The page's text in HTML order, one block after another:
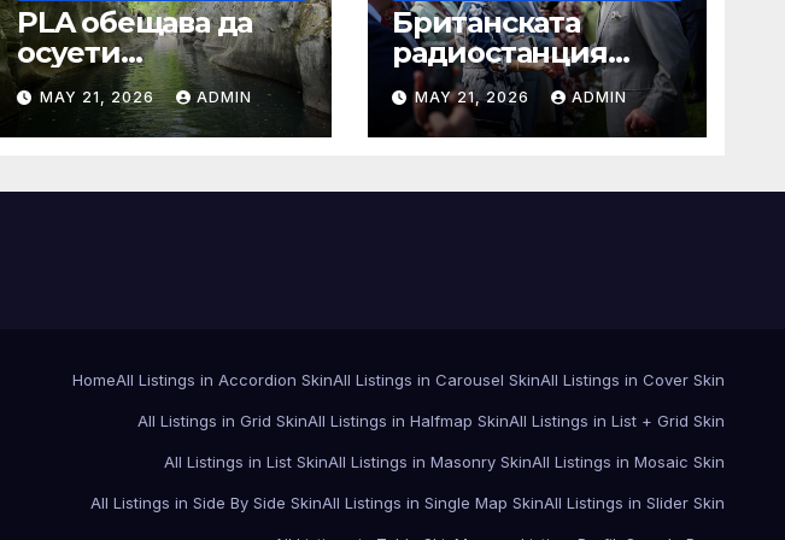
PLA обещава да
осуети
провокациите за
„независимост на
Тайван“.
MAY 21, 2026 ADMIN
Британската
радиостанция
погрешно
съобщава за
смъртта на крал
MAY 21, 2026 ADMIN
HomeAll Listings in Accordion SkinAll Listings in Carousel SkinAll Listings in Cover Skin
All Listings in Grid SkinAll Listings in Halfmap SkinAll Listings in List + Grid Skin
All Listings in List SkinAll Listings in Masonry SkinAll Listings in Mosaic Skin
All Listings in Side By Side SkinAll Listings in Single Map SkinAll Listings in Slider Skin